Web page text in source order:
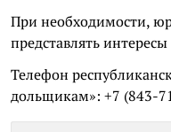
При необходимости,
представлять
Телефон
дольщикам»: +7 (843-